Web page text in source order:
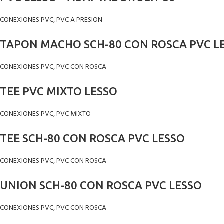
CONEXIONES PVC,PVC A PRESION
TAPON MACHO SCH-80 CON ROSCA PVC
CONEXIONES PVC,PVC CON ROSCA
TEE PVC MIXTO LESSO
CONEXIONES PVC,PVC MIXTO
TEE SCH-80 CON ROSCA PVC LESSO
CONEXIONES PVC,PVC CON ROSCA
UNION SCH-80 CON ROSCA PVC LESSO
CONEXIONES PVC,PVC CON ROSCA